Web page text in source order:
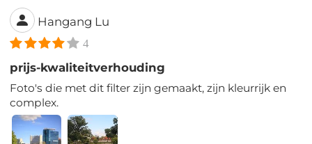
Hangang Lu
4
prijs-kwaliteitverhouding
Foto's die met dit filter zijn gemaakt, zijn kleurrijk en
complex.